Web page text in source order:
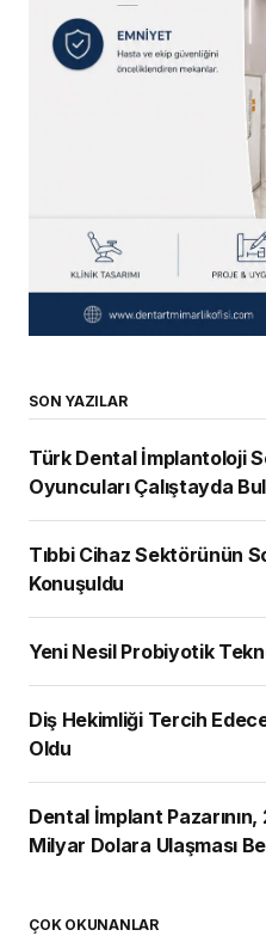
SON YAZILAR
Türk Dental İmplantoloji
Oyuncuları Çalıştayda
Tıbbi Cihaz Sektörünün
Konuşuldu
Yeni Nesil Probiyotik
Diş Hekimliği Tercih Edecekler için
Oldu
Dental İmplant Pazarının,
Milyar Dolara Ulaşması
ÇOK OKUNANLAR